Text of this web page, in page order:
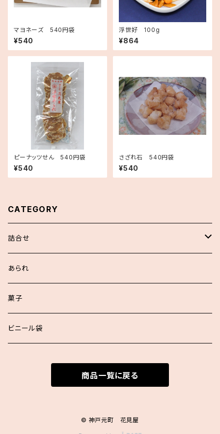
マヨネーズ 540円袋
¥540
浮世好 100g
¥864
ピーナッツせん 540円袋
¥540
さざれ石 540円袋
¥540
CATEGORY
詰合せ
浮世あられ詰合せ
お好詰合せ
袋入詰合せ
あられ
菓子
ビニール袋
商品一覧に戻る
© 神戸元町 花見屋